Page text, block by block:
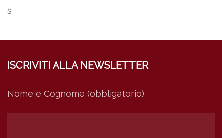
s
ISCRIVITI ALLA NEWSLETTER
Nome e Cognome (obbligatorio)